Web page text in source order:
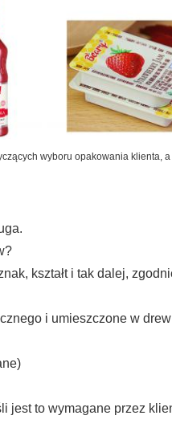
wyboru opakowania klienta,
kształt i tak dalej,
i umieszczone w
jest to wymagane przez